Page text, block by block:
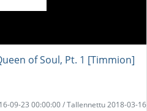
of Soul, Pt. 1 [Timmion]
09-23 00:00:00 / Tallennettu 2018-03-16